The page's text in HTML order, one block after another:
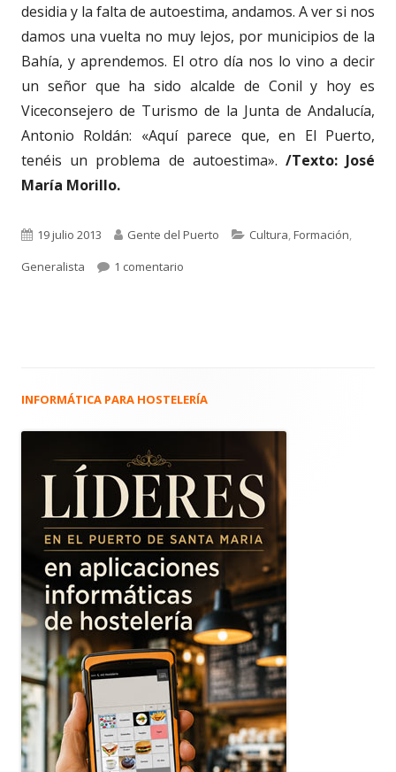
desidia y la falta de autoestima, andamos. A ver si nos
damos una vuelta no muy lejos, por municipios de la
Bahía, y aprendemos. El otro día nos lo vino a decir
un señor que ha sido alcalde de Conil y hoy es
Viceconsejero de Turismo de la Junta de Andalucía,
Antonio Roldán: «Aquí parece que, en El Puerto,
tenéis un problema de autoestima». /Texto: José
María Morillo.
Publicado
el
19 julio 2013 Autor
Gente del Puerto Categorías
Cultura,Formación,
Generalista
1 comentario
Barra
principal
INFORMÁTICA PARA HOSTELERÍA